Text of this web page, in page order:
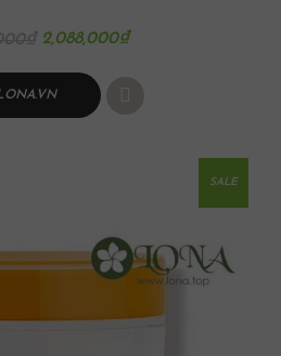
2,088,000₫
SALE